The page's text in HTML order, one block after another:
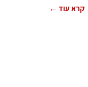
קרא עוד ←